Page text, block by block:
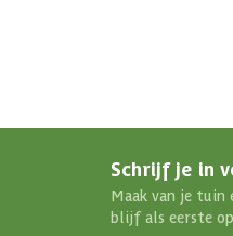
Schrijf je in
Maak van je tuin
blijf als eerste